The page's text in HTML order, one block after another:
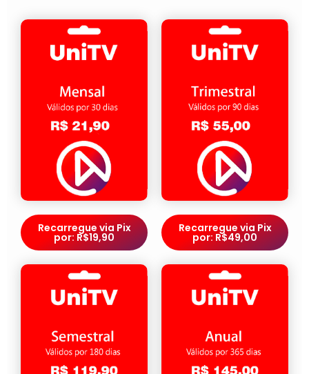
Recarregue via Pix
por: R$19,90
Recarregue via Pix
por: R$49,00